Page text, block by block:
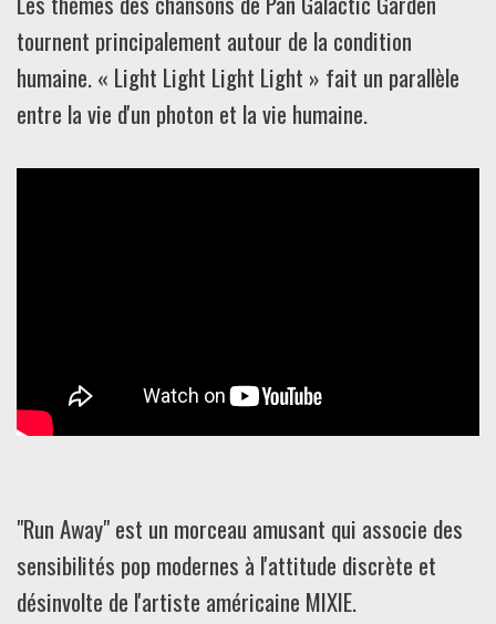
tournent principalement autour de la condition
humaine. « Light Light Light Light » fait un parallèle
entre la vie d'un photon et la vie humaine.
"Run Away" est un morceau amusant qui associe des
sensibilités pop modernes à l'attitude discrète et
désinvolte de l'artiste américaine MIXIE.